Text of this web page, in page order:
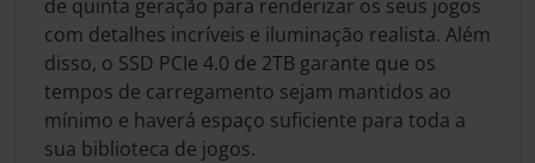
de quinta geração para renderizar os seus jogos
com detalhes incríveis e iluminação realista. Além
disso, o SSD PCIe 4.0 de 2TB garante que os
tempos de carregamento sejam mantidos ao
mínimo e haverá espaço suficiente para toda a
sua biblioteca de jogos.